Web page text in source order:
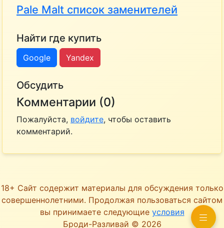
Pale Malt список заменителей
Найти где купить
Google Yandex
Обсудить
Комментарии (0)
Пожалуйста, войдите, чтобы оставить
комментарий.
18+ Сайт содержит материалы для обсуждения только
совершеннолетними. Продолжая пользоваться сайтом
вы принимаете следующие условия
Броди-Разливай © 2026